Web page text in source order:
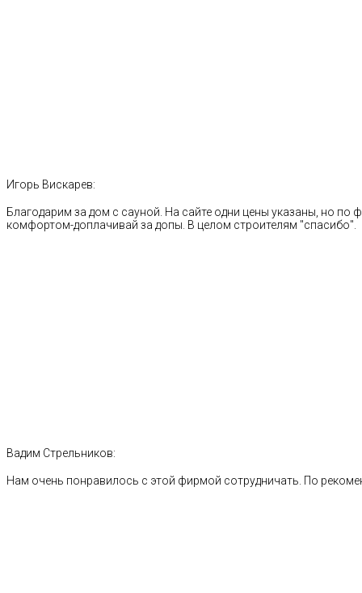
Игорь Вискарев:
Благодарим за дом с сауной. На сайте одни цены указаны, но по
комфортом-доплачивай за допы. В целом строителям "спасибо".
Вадим Стрельников:
Нам очень понравилось с этой фирмой сотрудничать. По